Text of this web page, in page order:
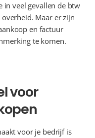
in veel gevallen de btw
Maar er zijn
en factuur
te komen.
voor
voor je bedrijf is